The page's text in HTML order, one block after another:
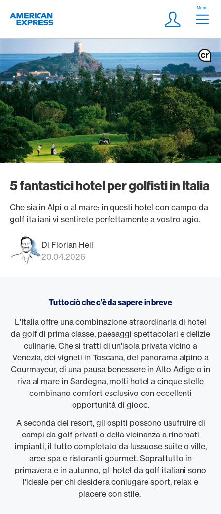
Logo
Meta
Login
Menu
5 fantastici hotel per golfisti in Italia
Che sia in Alpi o al mare: in questi hotel con campo da
golf italiani vi sentirete perfettamente a vostro agio.
Di Florian Heil
20.04.2026
Tutto ciò che c'è da sapere in breve
L'Italia offre una combinazione straordinaria di hotel
da golf di prima classe, paesaggi spettacolari e delizie
culinarie. Che si tratti di un'isola privata vicino a
Venezia, dei vigneti in Toscana, del panorama alpino a
Courmayeur, di una pausa benessere in Alto Adige o in
riva al mare in Sardegna, molti hotel a cinque stelle
combinano comfort esclusivo con eccellenti
opportunità di gioco.
A seconda del resort, gli ospiti possono usufruire di
campi da golf privati o della vicinanza a rinomati
impianti, il tutto completato da lussuose suite o ville,
aree spa e ristoranti gourmet. Soprattutto in
primavera e in autunno, gli hotel da golf italiani sono
l'ideale per chi desidera coniugare sport, relax e
piacere con stile.